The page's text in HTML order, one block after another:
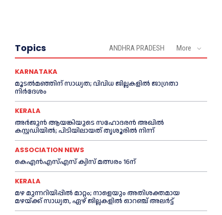
Topics ANDHRA PRADESH More
KARNATAKA
മൂടൽമഞ്ഞിന് സാധ്യത; വിവിധ ജില്ലകളിൽ ജാഗ്രതാ
നിർദേശം
KERALA
അര്‍ജുന്‍ ആയങ്കിയുടെ സഹോദരന്‍ അഖില്‍
കസ്റ്റഡിയില്‍; പിടിയിലായത് തൃശൂരില്‍ നിന്ന്
ASSOCIATION NEWS
കെഎൻഎസ്എസ് ക്വിസ് മത്സരം 16ന്
KERALA
മഴ മുന്നറിയിപ്പിൽ മാറ്റം; നാളെയും അതിശക്തമായ
മഴയ്ക്ക് സാധ്യത, ഏഴ് ജില്ലകളിൽ ഓറഞ്ച് അലർട്ട്